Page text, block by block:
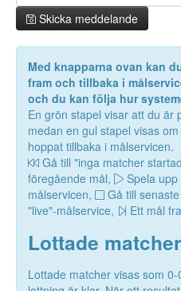
Skicka meddelande
Med knapparna ovan kan
fram och tillbaka i
och du kan följa hur
En grön stapel visar att du är
medan en gul stapel visas
hoppat tillbaka i målservicen.
Gå till "inga matcher
föregående mål,
Spela
målservicen,
Gå till
"live"-målservice,
Ett mål
Lottade matcher
Lottade matcher visas som